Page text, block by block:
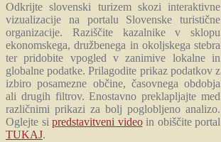
Odkrijte slovenski turizem skozi interaktivne
vizualizacije na portalu Slovenske turistične
organizacije. Raziščite kazalnike v sklopu
ekonomskega, družbenega in okoljskega stebra
ter pridobite vpogled v zanimive lokalne in
globalne podatke. Prilagodite prikaz podatkov z
izbiro posamezne občine, časovnega obdobja
ali drugih filtrov. Enostavno preklapljajte med
različnimi prikazi za bolj poglobljeno analizo.
Oglejte sipredstavitveni videoin obiščite portal
TUKAJ.